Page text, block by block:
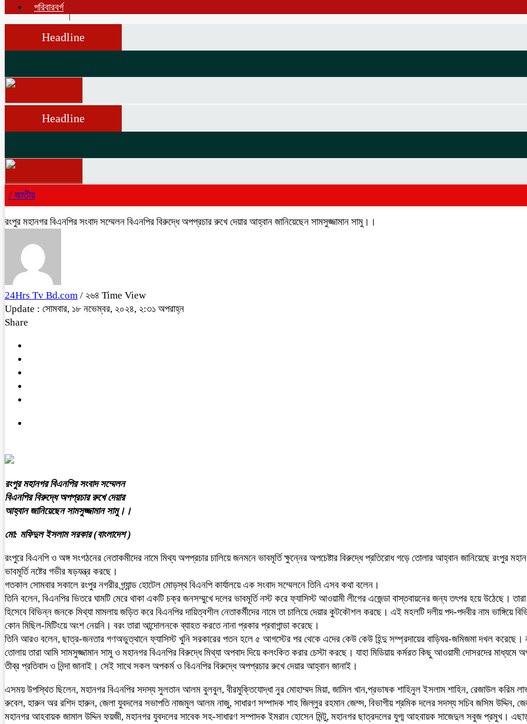
পরিবারবর্গ
Headline
Headline
/ জাতীয়
রংপুর মহানগর বিএনপির সংবাদ সম্মেলন বিএনপির বিরুদ্ধে অপপ্রচার রুখে দেয়ার আহ্বান জানিয়েছেন সামসুজ্জামান সামু।।
24Hrs Tv Bd.com / ২৬৪ Time View
Update : সোমবার, ১৮ নভেম্বর, ২০২৪, ২:৩১ অপরাহ্ন
Share
রংপুর মহানগর বিএনপির সংবাদ সম্মেলন
বিএনপির বিরুদ্ধে অপপ্রচার রুখে দেয়ার
আহ্বান জানিয়েছেন সামসুজ্জামান সামু।।
মো: মফিদুল ইসলাম সরকার (বাংলাদেশ )
রংপুরে বিএনপি ও অঙ্গ সংগঠনের নেতাকমীদের নামে মিথ্য অপপ্রচার চালিয়ে জনমনে ভাবমূর্তি ক্ষুন্নের অপচেষ্টার বিরুদ্ধে প্রতিরোধ গড়ে তোলার আহ্বান জানিয়েছে রংপুর
ভাবমূর্তি নষ্টের গভীর ষড়যন্ত্র করছে।
গতকাল সোমবার সকালে রংপুর নগরীর গ্র্যান্ড হোটেল মোড়স্থ বিএনপি কার্যালয়ে এক সংবাদ সম্মেলনে তিনি এসব কথা বলেন।
তিনি বলেন, বিএনপির ভিতরে ঘামটি মেরে থাকা একটি চক্র জনসম্মুখে দলের ভাবমূর্তি নস্ট করে ফ্যাসিস্ট আওয়ামী লীগের এজেন্ডা বাস্তবায়নের জন্য তৎপর হয়ে উঠেছে।
হিসেবে বিভিন্ন জনকে মিথ্যা মামলায় জড়িত করে বিএনপির দায়িত্বশীল নেতাকর্মীদের নামে তা চালিয়ে দেয়ার কুটকৌশল করছে। এই মহলটি দলীয় পদ-পদবীর নাম ভাঙ্গিয়ে
কোন মিছিল-মিটিংয়ে অংশ নেয়নি। বরং তারা আন্দোলনকে ব্যাহত করতে নানা প্রকার প্রবাগান্ডা করেছে।
তিনি আরও বলেন, ছাত্র-জনতার গণঅভুত্থানে ফ্যাসিস্ট খুনি সরকারের পতন হলে ৫ আগস্টের পর থেকে এদের কেউ কেউ হিন্দু সম্প্রদায়ের বাড়িঘর-জমিজমা দখল
তোলায় তারা আমি সামসুজ্জামান সামু ও মহানগর বিএনপির বিরুদ্ধে মিথ্যা অপবাদ দিয়ে কলংকিত করার চেস্টা করছে। যাহা মিডিয়ায় কর্মরত কিছু আওয়ামী দোসরদের
তীব্র প্রতিবাদ ও নিন্দা জানাই। সেই সাথে সকল অপকর্ম ও বিএনপির বিরুদ্ধে অপপ্রচার রুখে দেয়ার আহ্বান জানাই।
এসময় উপস্থিত ছিলেন, মহানগর বিএনপির সদস্য সুলতান আলম বুলবুল, বীরমুক্তিযোদ্ধা নুর মোহাম্মদ মিয়া, জামিল খান,প্রভাষক শাহিনুল ইসলাম শাহিন, রেজাউল
রুবেল, হারুন অর রশিদ হারুন, জেলা যুবদলের সভাপতি নাজমুল আলম নাজু, সাধারণ সম্পাদক শাহ জিল্লুর রহমান জেম্স, বিভাগীয় শ্রমিক দলের সদস্য সচিব জসিম উদ্দিন,
মহানগর আহবায়ক জামাল উদ্দিন ফয়জী, মহানগর যুবদলের সাবেক সহ-সাধারণ সম্পাদক ইমরান হোসেন মিন্টু, মহানগর ছাত্রদলের যুগ্ম আহবায়ক সাজেদুল সবুজ প্রমুখ।